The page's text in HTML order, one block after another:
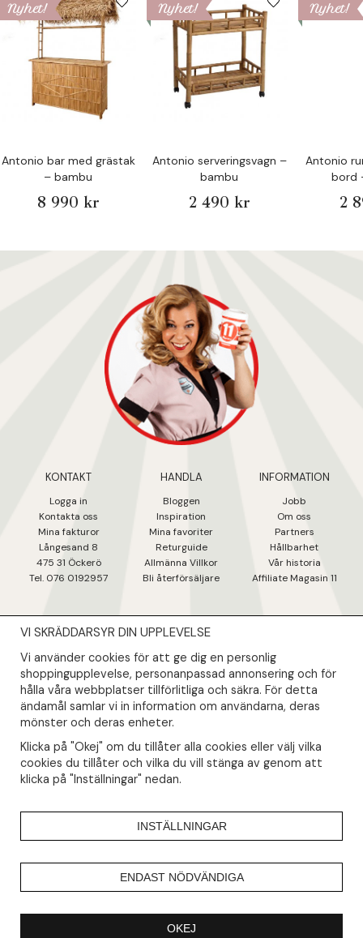
Nyhet!
Antonio bar med grästak
– bambu
8 990 kr
Nyhet!
Antonio serveringsvagn –
bambu
2 490 kr
Nyhet!
Antonio
bord
2
KONTAKT
Logga in
Kontakta oss
Mina fakturor
Långesand 8
475 31 Öckerö
Tel. 076 0192957
HANDLA
Bloggen
Inspiration
Mina favoriter
Returguide
Allmänna Villkor
Bli återförsäljare
INFORMATION
Jobb
Om oss
Partners
Hållbarhet
Vår historia
Affiliate Magasin 11
NYHETSBREV
Såklart skall du ta del av våra bästa erbjudanden & nyheter!
Din mail kommer endast användas till våra nyhetsbrev.
VI SKRÄDDARSYR DIN UPPLEVELSE
Vi använder cookies för att ge dig en personlig
shoppingupplevelse, personanpassad annonsering och för
hålla våra webbplatser tillförlitliga och säkra. För detta
ändamål samlar vi in information om användarna, deras
mönster och deras enheter.
Klicka på "Okej" om du tillåter alla cookies eller välj vilka
cookies du tillåter och vilka du vill stänga av genom att
klicka på "Inställningar" nedan.
INSTÄLLNINGAR
ENDAST NÖDVÄNDIGA
OKEJ